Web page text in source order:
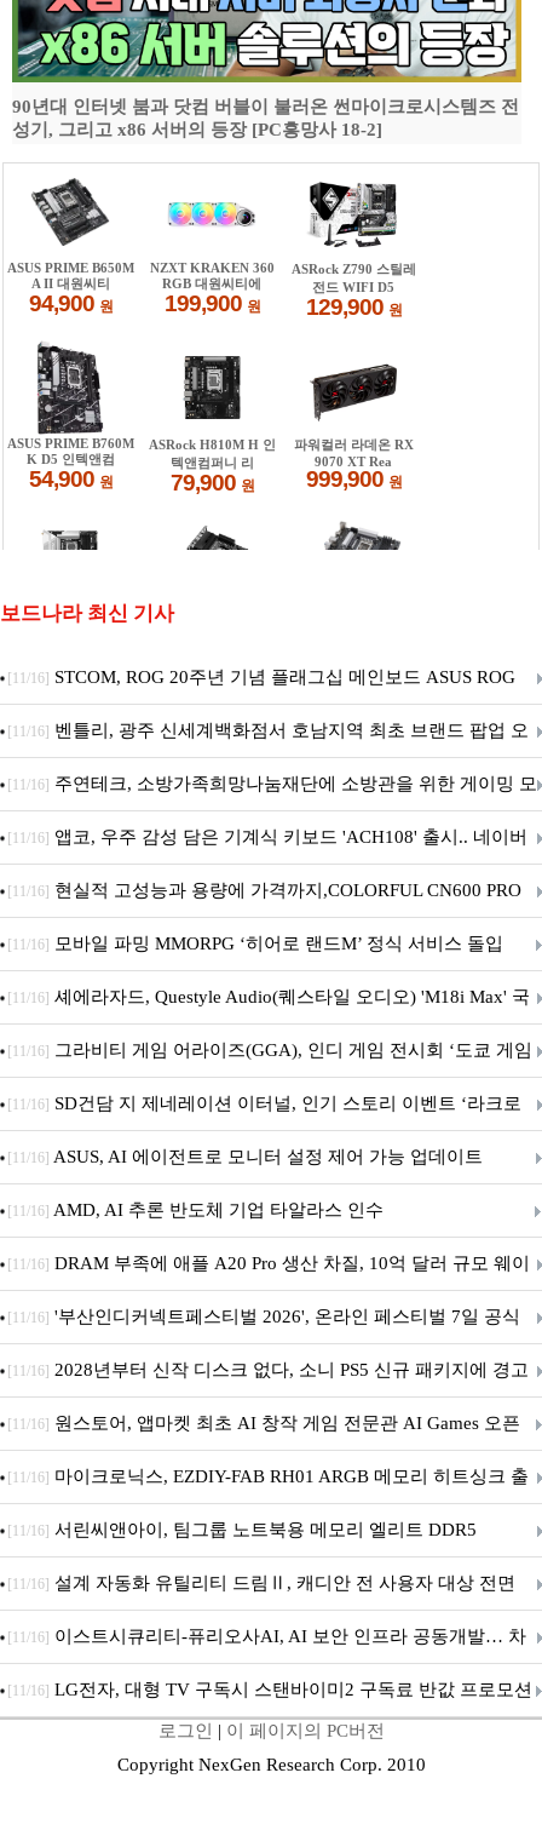
90년대 인터넷 붐과 닷컴 버블이 불러온 썬마이크로시스템즈 전
성기, 그리고 x86 서버의 등장 [PC흥망사 18-2]
보드나라 최신 기사
[11/16] STCOM, ROG 20주년 기념 플래그십 메인보드 ASUS ROG
Crosshair X870E EDITION 20 국내 출시 예정
[11/16] 벤틀리, 광주 신세계백화점서 호남지역 최초 브랜드 팝업 오
픈
[11/16] 주연테크, 소방가족희망나눔재단에 소방관을 위한 게이밍 모
니터·스마트 펫 침대 기부
[11/16] 앱코, 우주 감성 담은 기계식 키보드 'ACH108' 출시.. 네이버
브랜드데이 기획전 진행
[11/16] 현실적 고성능과 용량에 가격까지,COLORFUL CN600 PRO
M.2 NVMe 디앤디컴 1TB
[11/16] 모바일 파밍 MMORPG ‘히어로 랜드M’ 정식 서비스 돌입
[11/16] 셰에라자드, Questyle Audio(퀘스타일 오디오) 'M18i Max' 국
내 정식 출시
[11/16] 그라비티 게임 어라이즈(GGA), 인디 게임 전시회 ‘도쿄 게임
던전 13’ 참가!
[11/16] SD건담 지 제네레이션 이터널, 인기 스토리 이벤트 ‘라크로
아의 용사’ 재개최 및 풍성한 기념 이벤트 실시!
[11/16] ASUS, AI 에이전트로 모니터 설정 제어 가능 업데이트
[11/16] AMD, AI 추론 반도체 기업 타알라스 인수
[11/16] DRAM 부족에 애플 A20 Pro 생산 차질, 10억 달러 규모 웨이
퍼 대기
[11/16] '부산인디커넥트페스티벌 2026', 온라인 페스티벌 7일 공식
개막... 22일간 진행
[11/16] 2028년부터 신작 디스크 없다, 소니 PS5 신규 패키지에 경고
문 추가
[11/16] 원스토어, 앱마켓 최초 AI 창작 게임 전문관 AI Games 오픈
[11/16] 마이크로닉스, EZDIY-FAB RH01 ARGB 메모리 히트싱크 출
시
[11/16] 서린씨앤아이, 팀그룹 노트북용 메모리 엘리트 DDR5
5600MHz 16GB 출시
[11/16] 설계 자동화 유틸리티 드림Ⅱ, 캐디안 전 사용자 대상 전면
무상 배포
[11/16] 이스트시큐리티-퓨리오사AI, AI 보안 인프라 공동개발… 차
세대 AI 보안 플랫폼 구축
[11/16] LG전자, 대형 TV 구독시 스탠바이미2 구독료 반값 프로모션
로그인 | 이 페이지의 PC버전
Copyright NexGen Research Corp. 2010